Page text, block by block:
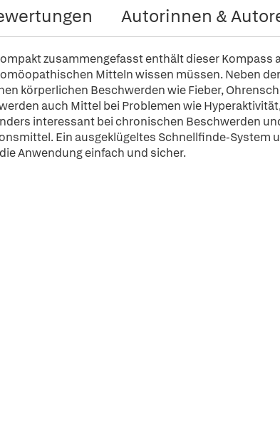
Autorinnen &
zusammengefasst enthält dieser Kompass
Mitteln wissen müssen. Neben
körperlichen Beschwerden wie Fieber,
auch Mittel bei Problemen wie
interessant bei chronischen Beschwerden
Ein ausgeklügeltes Schnellfinde-System
Anwendung einfach und sicher.